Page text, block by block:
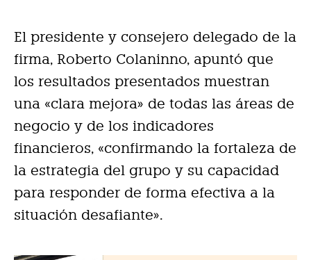
El presidente y consejero delegado de la
firma, Roberto Colaninno, apuntó que
los resultados presentados muestran
una «clara mejora» de todas las áreas de
negocio y de los indicadores
financieros, «confirmando la fortaleza de
la estrategia del grupo y su capacidad
para responder de forma efectiva a la
situación desafiante».